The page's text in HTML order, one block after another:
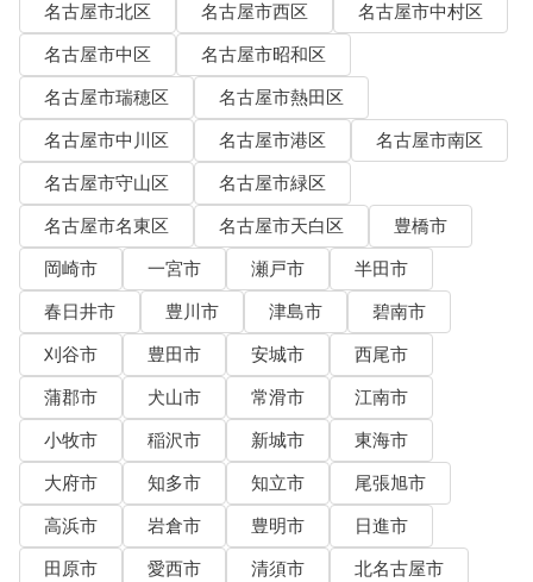
名古屋市北区
名古屋市西区
名古屋市中村区
名古屋市中区
名古屋市昭和区
名古屋市瑞穂区
名古屋市熱田区
名古屋市中川区
名古屋市港区
名古屋市南区
名古屋市守山区
名古屋市緑区
名古屋市名東区
名古屋市天白区
豊橋市
岡崎市
一宮市 瀬戸市
半田市
春日井市
豊川市 津島市
碧南市
刈谷市
豊田市 安城市
西尾市
蒲郡市
犬山市 常滑市
江南市
小牧市
稲沢市 新城市
東海市
大府市
知多市 知立市
尾張旭市
高浜市
岩倉市 豊明市
日進市
田原市
愛西市 清須市
北名古屋市